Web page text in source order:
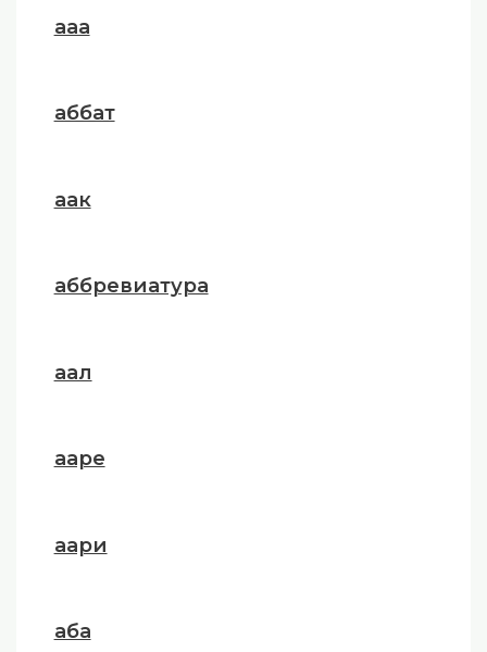
ааа
аббат
аак
аббревиатура
аал
ааре
аари
аба